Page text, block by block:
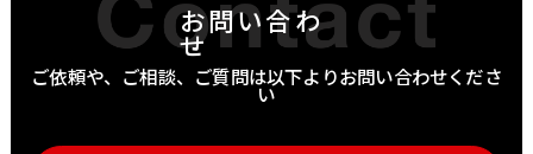
お問い合わ
せ
ご依頼や、ご相談、ご質問は以下よりお問い合わせくださ
い